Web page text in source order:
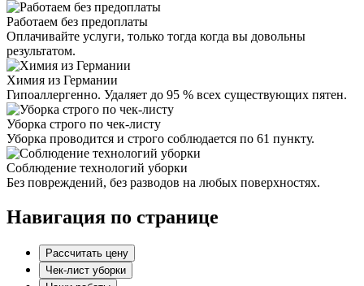
Работаем без предоплаты
Оплачивайте услуги, только тогда когда вы довольны
результатом.
Химия из Германии
Гипоаллергенно. Удаляет до 95 % всех существующих пятен.
Уборка строго по чек-листу
Уборка проводится и строго соблюдается по 61 пункту.
Соблюдение технологий уборки
Без повреждений, без разводов на любых поверхностях.
Навигация по странице
Рассчитать цену
Чек-лист уборки